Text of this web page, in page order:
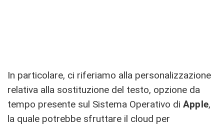
In particolare, ci riferiamo alla personalizzazione
relativa alla sostituzione del testo, opzione da
tempo presente sul Sistema Operativo di Apple,
la quale potrebbe sfruttare il cloud per